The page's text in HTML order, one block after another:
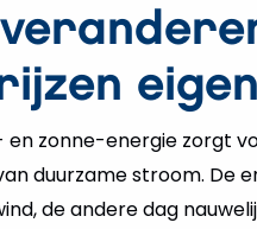
en zonne-energie zorgt
duurzame stroom. De
de andere dag